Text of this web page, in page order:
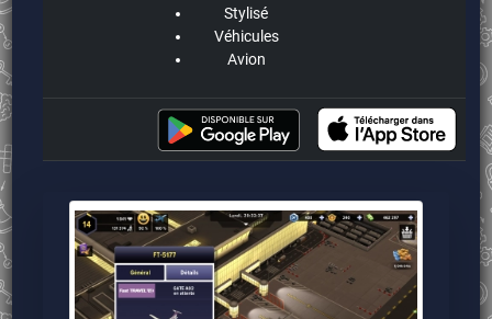
Stylisé
Véhicules
Avion